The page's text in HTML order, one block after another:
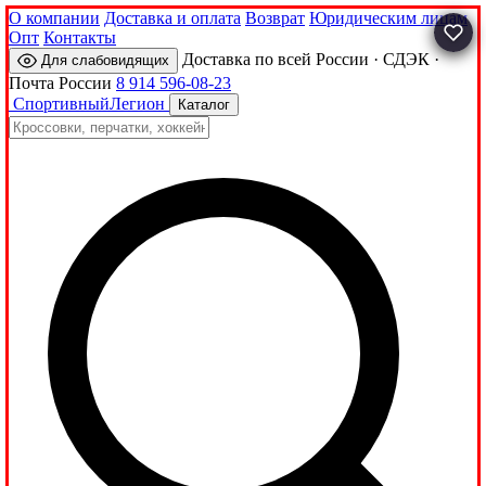
О компании Доставка и оплата Возврат Юридическим лицам
Опт Контакты
Для слабовидящих
Доставка по всей России · СДЭК ·
Почта России 8 914 596-08-23
СпортивныйЛегион Каталог